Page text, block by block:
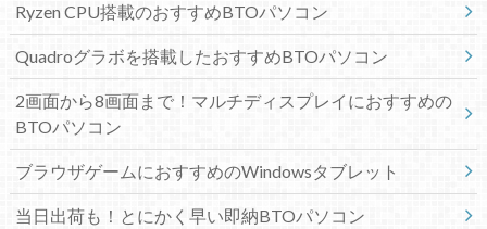
Ryzen CPU搭載のおすすめBTOパソコン
Quadroグラボを搭載したおすすめBTOパソコン
2画面から8画面まで！マルチディスプレイにおすすめの
BTOパソコン
ブラウザゲームにおすすめのWindowsタブレット
当日出荷も！とにかく早い即納BTOパソコン